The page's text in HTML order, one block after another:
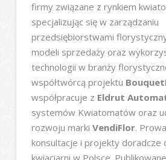
firmy związane z rynkiem
specjalizując się w zarządzaniu
przedsiębiorstwami
modeli sprzedaży oraz
technologii w branży
współtwórcą projektu
współpracuje z Eldrut
systemów Kwiatomatów oraz
rozwoju marki VendiFlor.
konsultacje i projekty doradcze